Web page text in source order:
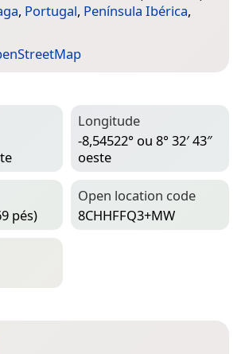
, Portugal, Península Ibérica,
Longitude
-8,54522° ou 8° 32′ 43″
oeste
pés)
Open location code
8CHHFFQ3+MW